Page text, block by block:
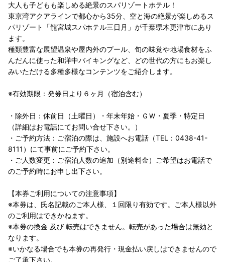
大人も子どもも楽しめる絶景のスパリゾートホテル！
東京湾アクアラインで都心から35分、空と海の絶景が楽しめるス
パリゾート「龍宮城スパホテル三日月」が千葉県木更津市にあり
ます。
種類豊富な展望温泉や屋内外のプール、旬の味覚や地場食材をふ
んだんに使った和洋中バイキングなど、どの世代の方にもお楽し
みいただける多種多様なコンテンツをご紹介します。
※有効期限：発券日より６ヶ月（宿泊含む）
・除外日：休前日（土曜日）・年末年始・ＧＷ・夏季・特定日
（詳細はお電話にてお問い合せ下さい。）
・ご予約方法：ご宿泊の際は、施設へお電話（TEL：0438-41-
8111）にて事前にご予約下さい。
・ご人数変更：ご宿泊人数の追加（別途料金）ご希望はお電話で
のご予約時にお申し出下さい。
【本券ご利用についての注意事項】
※本券は、氏名記載のご本人様、１回限り有効です。ご本人様以外
のご利用はできかねます。
※本券の換金 及び 転売はできません。転売があった場合は無効と
なります。
※いかなる場合でも本券の再発行・現金払い戻しはできませんので
ご了承下さい。